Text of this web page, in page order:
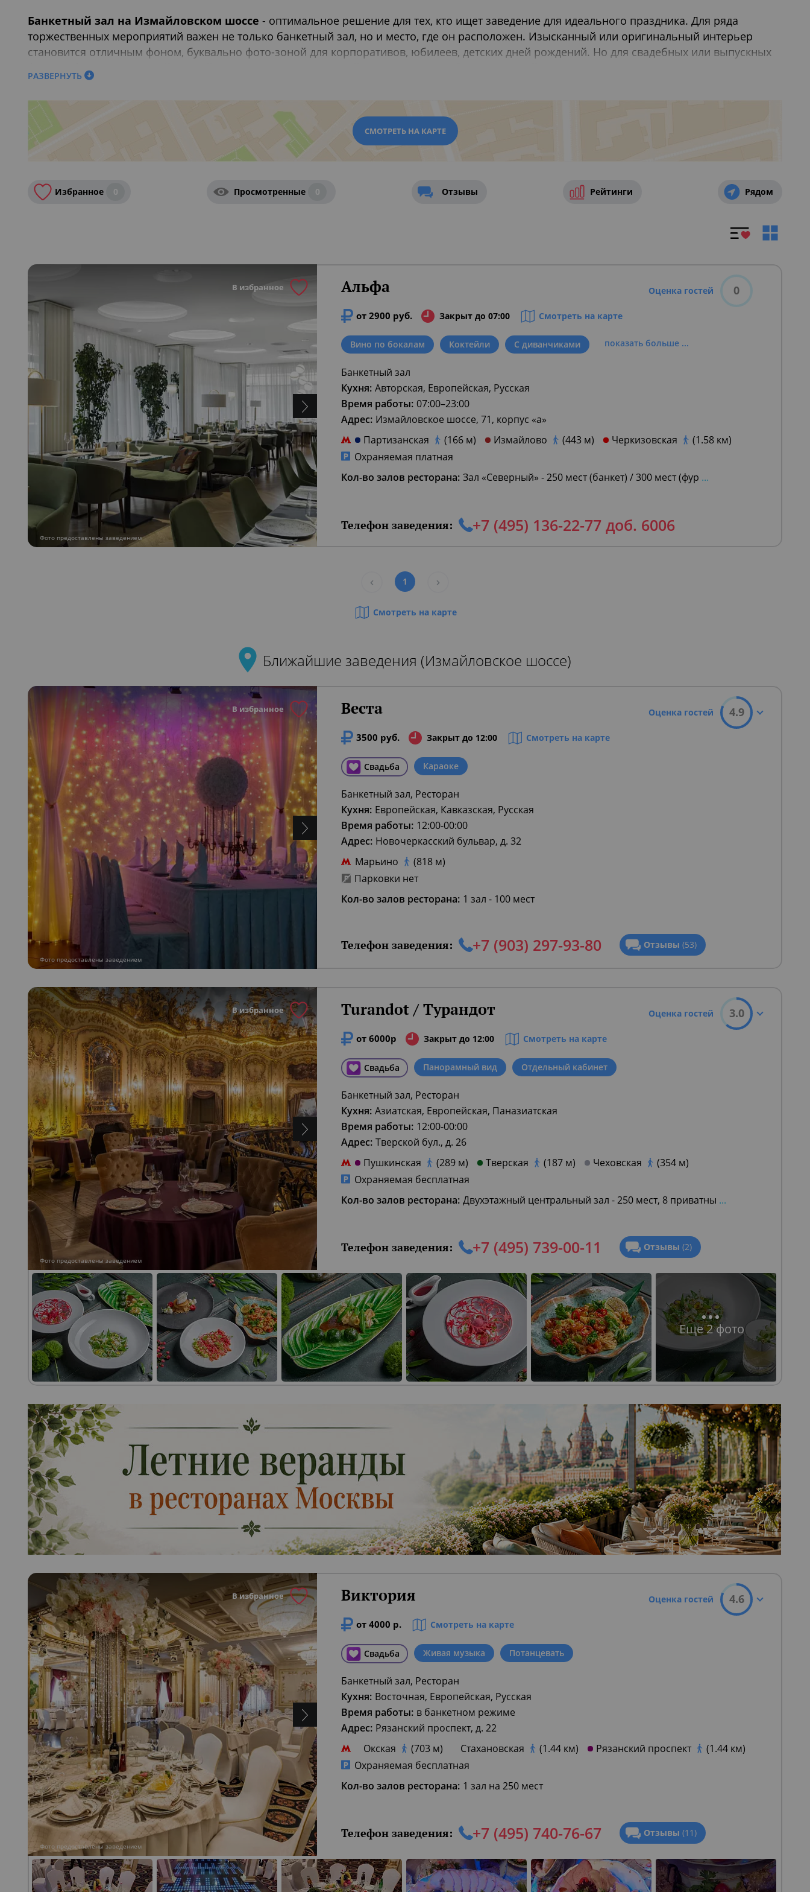
Банкетный зал на Измайловском шоссе - оптимальное решение для тех, кто ищет заведение для идеального праздника. Для ряда
торжественных мероприятий важен не только банкетный зал, но и место, где он расположен. Изысканный или оригинальный интерьер
становится отличным фоном, буквально фото-зоной для корпоративов, юбилеев, детских дней рождений. Но для свадебных или выпускных
фотоальбомов, в весенний, летний период или в пору золотой осени хочется добавить локаций для сессии на пленере. Оригинальная
архитектура фасадов и арок, ухоженные скверы и парки, уютные дворики - дополнительная возможность сделать праздник
запоминающимся, а фото - уникальными. В летние месяцы особенно актуально, когда у выбранного ресторана есть собственный двор.
Определяя место для торжества, стоит учесть и эти факторы, и тогдабанкетный зал на Измайловском шоссе
идеальным выбором для любого знакового события – от самого масштабного до небольшого семейного мероприятия.
Завтраки в ресторанах Москвы
Где провести свадьбу в
РАЗВЕРНУТЬ
СМОТРЕТЬ НА КАРТЕ
Избранное 0 Просмотренные 0 Отзывы Рейтинги Рядом
В избранное
Фото предоставлены заведением
Альфа
от 2900 руб. Закрыт до 07:00 Смотреть на карте
Вино по бокалам Коктейли С диванчиками показать больше ...
Банкетный зал
Кухня: Авторская, Европейская, Русская
Время работы: 07:00–23:00
Адрес: Измайловское шоссе, 71, корпус «а»
Партизанская
(166 м) Измайлово (443 м) Черкизовская
(1.58 км)
Охраняемая платная
Кол-во залов ресторана: Зал «Северный» - 250 мест (банкет) / 300 мест (фур ...
Телефон заведения: +7 (495) 136-22-77 доб. 6006
Оценка гостей 0
1
Смотреть на карте
Ближайшие заведения (Измайловское шоссе)
В избранное
Фото предоставлены заведением
Веста
3500 руб. Закрыт до 12:00 Смотреть на карте
Свадьба Караоке
Банкетный зал, Ресторан
Кухня: Европейская, Кавказская, Русская
Время работы: 12:00-00:00
Адрес: Новочеркасский бульвар, д. 32
Марьино
(818 м)
Парковки нет
Кол-во залов ресторана: 1 зал - 100 мест
Телефон заведения: +7 (903) 297-93-80 Отзывы (53)
Оценка гостей 4.9
В избранное
Фото предоставлены заведением
Turandot / Турандот
от 6000р Закрыт до 12:00 Смотреть на карте
Свадьба Панорамный вид Отдельный кабинет
Банкетный зал, Ресторан
Кухня: Азиатская, Европейская, Паназиатская
Время работы: 12:00-00:00
Адрес: Тверской бул., д. 26
Пушкинская
(289 м) Тверская (187 м) Чеховская
(354 м)
Охраняемая бесплатная
Кол-во залов ресторана: Двухэтажный центральный зал - 250 мест, 8 приватны ...
Телефон заведения: +7 (495) 739-00-11 Отзывы (2)
Оценка гостей 3.0
Еще 2 фото
В избранное
Фото предоставлены заведением
Виктория
от 4000 р. Смотреть на карте
Свадьба Живая музыка Потанцевать
Банкетный зал, Ресторан
Кухня: Восточная, Европейская, Русская
Время работы: в банкетном режиме
Адрес: Рязанский проспект, д. 22
Окская
(703 м) Стахановская (1.44 км) Рязанский проспект
(1.44 км)
Охраняемая бесплатная
Кол-во залов ресторана: 1 зал на 250 мест
Телефон заведения: +7 (495) 740-76-67 Отзывы (11)
Оценка гостей 4.6